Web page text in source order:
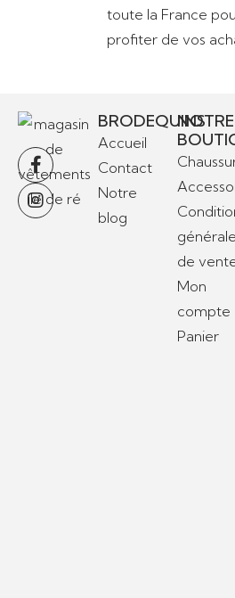
toute la France
profiter de vos
BRODEQUINS
Accueil
Contact
Notre
blog
NOTRE
de
Mon
compte
Panier